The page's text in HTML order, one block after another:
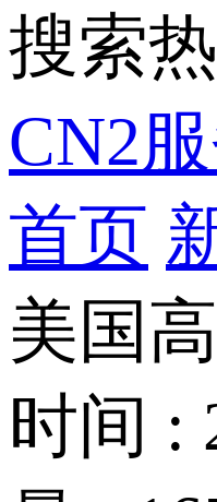
搜索
CN2
首页
美国
时间 :